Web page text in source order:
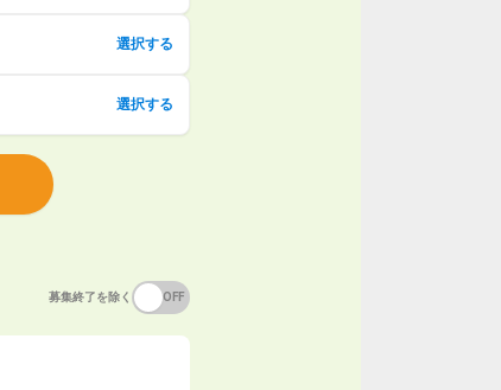
選択する
選択する
募集終了を除く OFF